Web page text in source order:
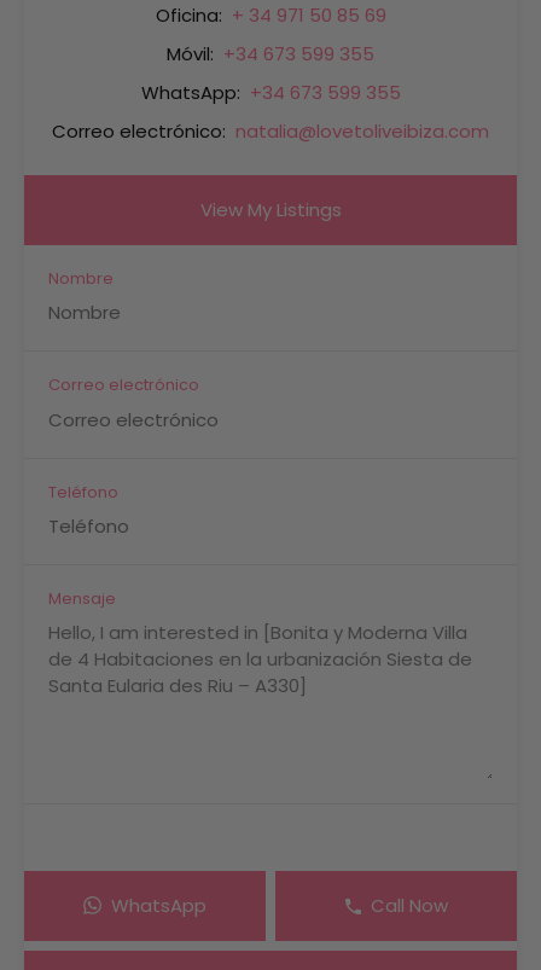
Oficina: + 34 971 50 85 69
Móvil: +34 673 599 355
WhatsApp: +34 673 599 355
Correo electrónico: natalia@lovetoliveibiza.com
View My Listings
Nombre
Correo electrónico
Teléfono
Mensaje
WhatsApp Call Now